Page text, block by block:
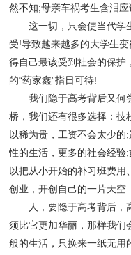
然不知;母亲车祸考生含泪
这一切，只会使当代学
受!导致越来越多的大学生
得自己最该受到社会的保护
的“药家鑫”指日可待!
我们隐于高考背后又何
桥，我们还有很多选择：技
以稀为贵，工资不会太少
性的生活，更多的社会经验
以把从小开始的补习班费
创业，开创自己的一片天
人，要隐于高考背后，
须比它更加华丽，那样我们
般的生活，只换来一纸无用